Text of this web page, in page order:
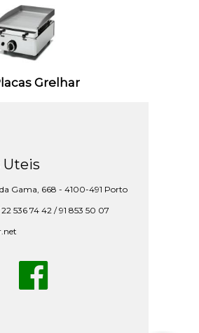
Grelhar
Uteis
Gama, 668 - 4100-491 Porto
536 74 42 / 91 853 50 07